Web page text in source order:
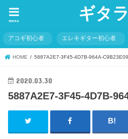
ギタ
menu
アコギ初心者 エレキギター初心者
HOME 5887A2E7-3F45-4D7B-964A-
2020.03.30
5887A2E7-3F45-4D7B-